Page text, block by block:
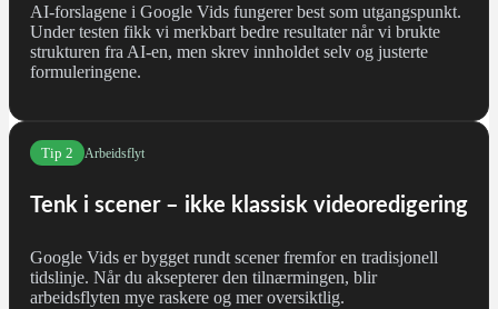
AI-forslagene i Google Vids fungerer best som utgangspunkt.
Under testen fikk vi merkbart bedre resultater når vi brukte
strukturen fra AI-en, men skrev innholdet selv og justerte
formuleringene.
Tip 2 Arbeidsflyt
Tenk i scener – ikke klassisk videoredigering
Google Vids er bygget rundt scener fremfor en tradisjonell
tidslinje. Når du aksepterer den tilnærmingen, blir
arbeidsflyten mye raskere og mer oversiktlig.